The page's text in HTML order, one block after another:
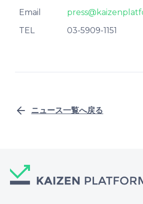
Email
TEL
03-5909-1151
ニュース一覧へ戻る